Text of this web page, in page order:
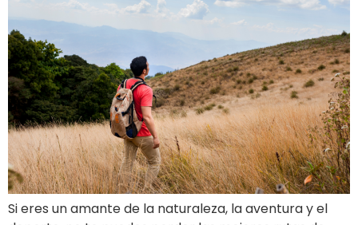
Si eres un amante de la naturaleza, la aventura y el